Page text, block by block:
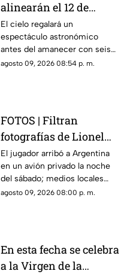
alinearán el 12 de
agosto: así podrás
observar el fenómeno
desde Morelos
El cielo regalará un
espectáculo astronómico
antes del amanecer con seis
planetas visibles desde
agosto 09, 2026 08:54 p. m.
FOTOS | Filtran
fotografías de Lionel
Messi y su familia en el
funeral de su papá
El jugador arribó a Argentina
en un avión privado la noche
del sábado; medios locales
captaron su llegada.
agosto 09, 2026 08:00 p. m.
En esta fecha se celebra
a la Virgen de la